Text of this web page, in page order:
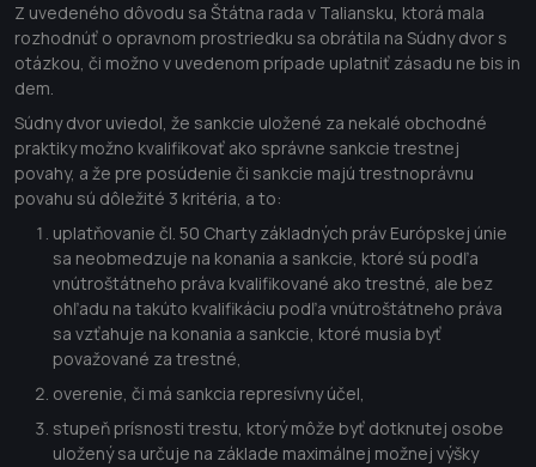
Z uvedeného dôvodu sa Štátna rada v Taliansku, ktorá mala
rozhodnúť o opravnom prostriedku sa obrátila na Súdny dvor s
otázkou, či možno v uvedenom prípade uplatniť zásadu ne bis in
dem.
Súdny dvor uviedol, že sankcie uložené za nekalé obchodné
praktiky možno kvalifikovať ako správne sankcie trestnej
povahy, a že pre posúdenie či sankcie majú trestnoprávnu
povahu sú dôležité 3 kritéria, a to:
uplatňovanie čl. 50 Charty základných práv Európskej únie
sa neobmedzuje na konania a sankcie, ktoré sú podľa
vnútroštátneho práva kvalifikované ako trestné, ale bez
ohľadu na takúto kvalifikáciu podľa vnútroštátneho práva
sa vzťahuje na konania a sankcie, ktoré musia byť
považované za trestné,
overenie, či má sankcia represívny účel,
stupeň prísnosti trestu, ktorý môže byť dotknutej osobe
uložený sa určuje na základe maximálnej možnej výšky